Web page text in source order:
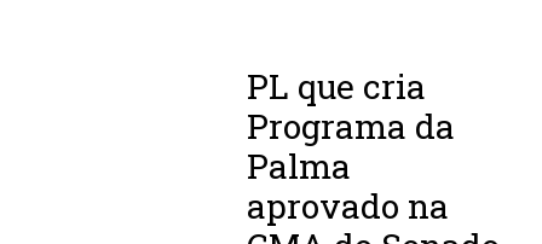
PL que cria
Programa da
Palma
aprovado na